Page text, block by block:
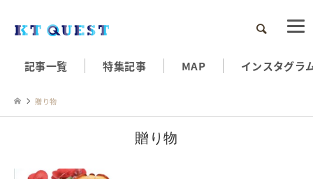
検索
記事一覧 特集記事 MAP インスタグラ
贈り物
贈り物